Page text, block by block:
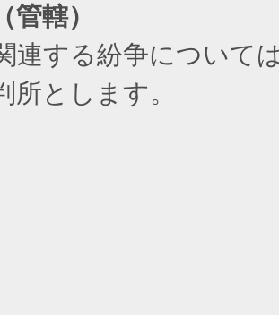
管轄）
連する紛争について
所とします。